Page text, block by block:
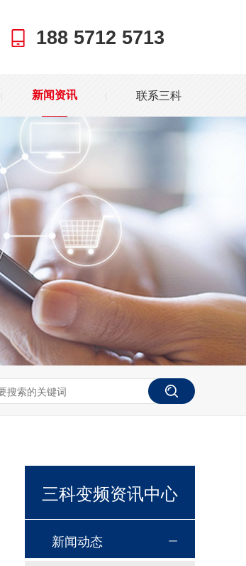
188 5712 5713
新闻资讯 联系三科
三科变频资讯中心
新闻动态